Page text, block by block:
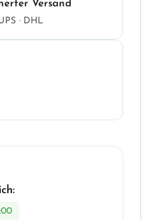
Versand
· DHL